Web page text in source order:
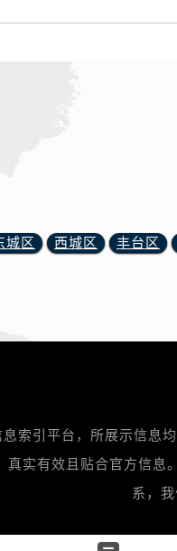
龙江省鸡西市鸡冠区红军
黑龙江省齐齐哈尔市龙沙
黑龙江省双鸭山市尖山区
黑龙江省绥化市北林区新
林省白山市浑江区浑江大
吉林省吉林市船营区河南
吉林省松原市宁江区五环
吉林省通化市东昌区环通
林省延边市延吉市解放路
辽宁省鞍山市铁东区站前
宁省丹东市振兴区七经街
城区 西城区 丰台区
索引平台，所展示信息
真实有效且贴合官方信息
系，